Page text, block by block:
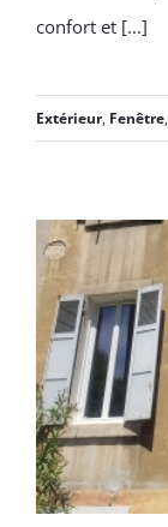
confort et [...]
Extérieur, Fenêtre,